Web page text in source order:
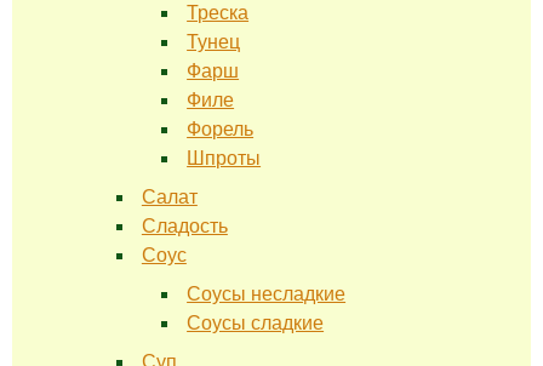
Треска
Тунец
Фарш
Филе
Форель
Шпроты
Салат
Сладость
Соус
Соусы несладкие
Соусы сладкие
Суп